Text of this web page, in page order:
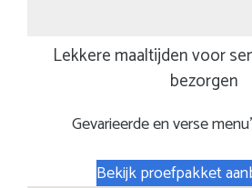
Lekkere maaltijden voor
bezorgen
Gevarieerde en verse
Bekijk proefpakket